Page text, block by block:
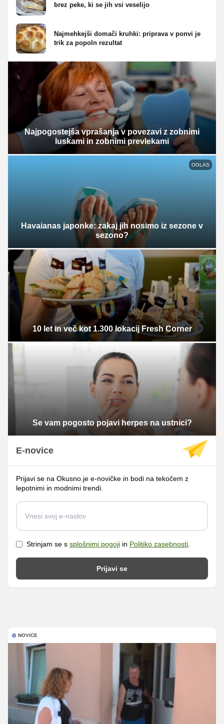
brez peke, ki se jih vsi veselijo
Najmehkejši domači kruhki: priprava v ponvi je
trik za popoln rezultat
Najpogostejša vprašanja v povezavi z zobnimi
luskami in zobnimi prevlekami
OGLAS
Havaianas japonke: zakaj jih nosimo iz sezone v
sezono?
10 let in več kot 1.300 lokacij Fresh Corner
Se vam pogosto pojavi herpes na ustnici?
E-novice
Prijavi se na Okusno.je e-novičke in bodi na tekočem z
lepotnimi in modnimi trendi.
Strinjam se s splošnimi pogoji in Politiko zasebnosti.
Prijavi se
NOVICE